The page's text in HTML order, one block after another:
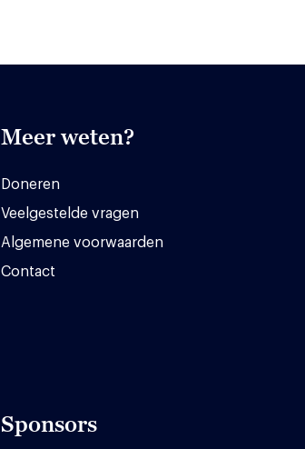
Meer weten?
Doneren
Veelgestelde vragen
Algemene voorwaarden
Contact
Sponsors